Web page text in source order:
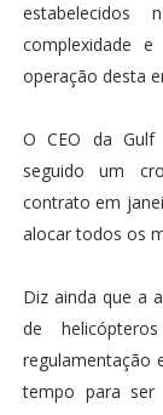
estabelecidos
complexidade
operação desta
O CEO da
seguido um
contrato em
alocar todos os
Diz ainda que a
de
regulamentação
tempo para ser